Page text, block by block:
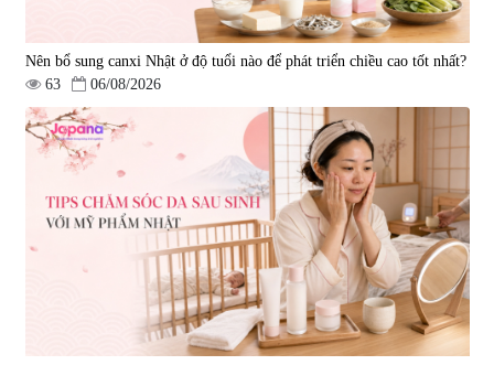
Nên bổ sung canxi Nhật ở độ tuổi nào để phát triển chiều cao tốt nhất?
63
06/08/2026